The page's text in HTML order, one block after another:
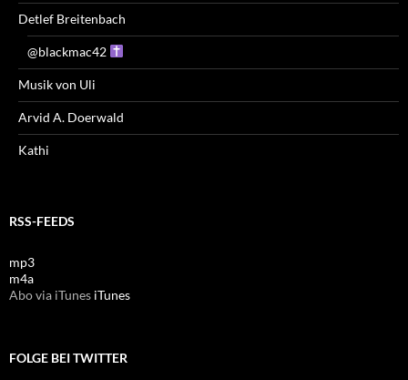
Detlef Breitenbach
@blackmac42
Musik von Uli
Arvid A. Doerwald
Kathi
RSS-FEEDS
mp3
m4a
Abo via iTunes iTunes
FOLGE BEI TWITTER